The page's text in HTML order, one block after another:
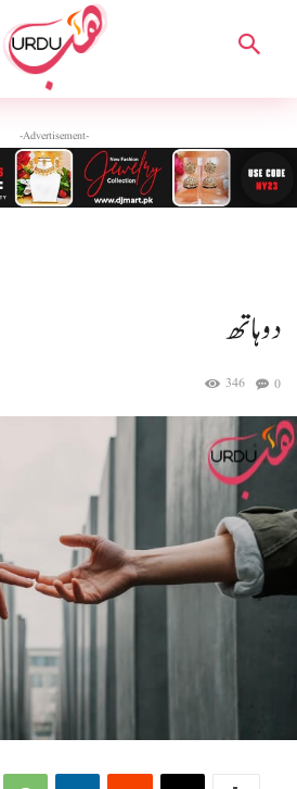
-Advertisement-
دو ہاتھ
0
346